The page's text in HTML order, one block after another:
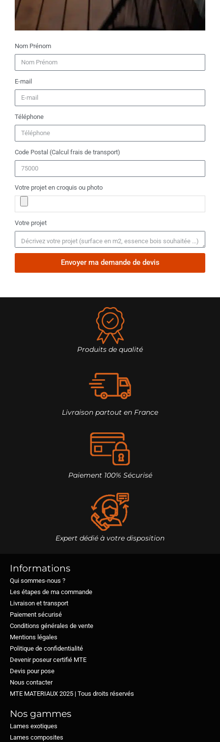
Nom Prénom
E-mail
Téléphone
Code Postal (Calcul frais de transport)
Votre projet en croquis ou photo
Votre projet
Envoyer ma demande de devis
Produits de qualité
Livraison partout en France
Paiement 100% Sécurisé
Expert dédié à votre disposition
Informations
Qui sommes-nous ?
Les étapes de ma commande
Livraison et transport
Paiement sécurisé
Conditions générales de vente
Mentions légales
Politique de confidentialité
Devenir poseur certifié MTE
Devis pour pose
Nous contacter
MTE MATERIAUX 2025 | Tous droits réservés​
Nos gammes
Lames exotiques
Lames composites